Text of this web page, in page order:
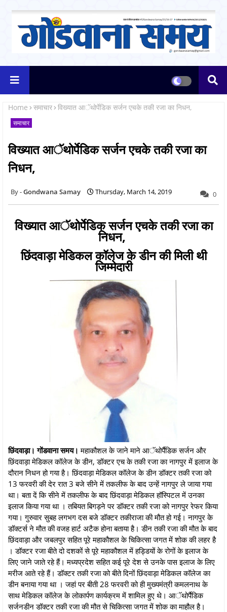
Home समाचार विख्यात आॅथोर्पेडिक सर्जन एचके तकी रजा का निधन,
समाचार
विख्यात आॅथोर्पेडिक सर्जन एचके तकी रजा का
निधन,
Gondwana Samay Thursday, March 14, 2019 0
विख्यात आॅथोर्पेडिक सर्जन एचके तकी रजा का
निधन,
छिंदवाड़ा मेडिकल कॉलेज के डीन की मिली थी
जिम्मेदारी
छिंदवाड़ा। गोंडवाना समय। महाकौशल के जाने माने आॅथोर्पैडिक सर्जन और
छिंदवाड़ा मेडिकल कॉलेज के डीन, डॉक्टर एच के तकी रजा का नागपुर में इलाज के
दौरान निधन हो गया है। छिंदवाड़ा मेडिकल कॉलेज के डीन डॉक्टर तकी रजा को
13 फरवरी की देर रात 3 बजे सीने में तकलीफ के बाद उन्हें नागपुर ले जाया गया
था। बता दें कि सीने में तकलीफ के बाद छिंदवाड़ा मेडिकल हॉस्पिटल में उनका
इलाज किया गया था । तबियत बिगड़ने पर डॉक्टर तकी रजा को नागपुर रेफर किया
गया। गुरुवार सुबह लगभग दस बजे डॉक्टर तकीराजा की मौत हो गई। नागपुर के
डॉक्टर्स ने मौत की वजह हार्ट अटैक होना बताया है। डीन तकी रजा की मौत के बाद
छिंदवाड़ा और जबलपुर सहित पूरे महाकौशल के चिकित्सा जगत में शोक की लहर है
। डॉक्टर रजा बीते दो दशकों से पूरे महाकौशल में हड्डियों के रोगों के इलाज के
लिए जाने जाते रहे हैं। मध्यप्रदेश सहित कई पूरे देश से उनके पास इलाज के लिए
मरीज आते रहे हैं। डॉक्टर तकी रजा को बीते दिनों छिंदवाड़ा मेडिकल कॉलेज का
डीन बनाया गया था । जहां पर बीती 28 फरवरी को ही मुख्यमंत्री कमलनाथ के
साथ मेडिकल कॉलेज के लोकार्पण कार्यक्रम में शामिल हुए थे। आॅथोर्पैडिक
सर्जनडीन डॉक्टर तकी रजा की मौत से चिकित्सा जगत में शोक का माहौल है।